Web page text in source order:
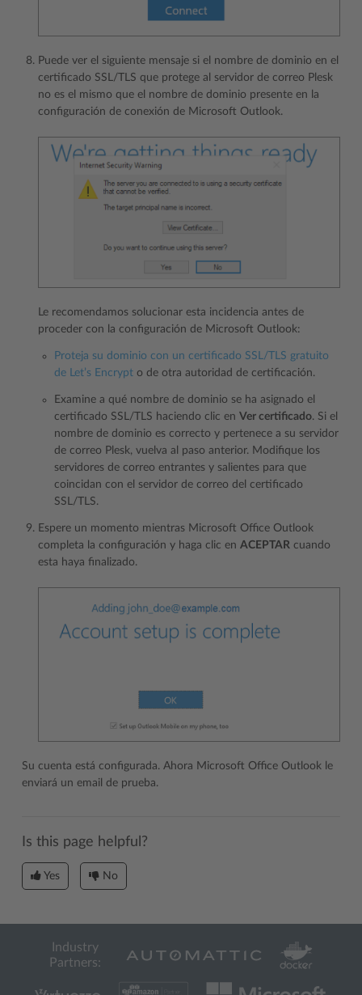
Puede ver el siguiente mensaje si el nombre de dominio en el
certificado SSL/TLS que protege al servidor de correo Plesk
no es el mismo que el nombre de dominio presente en la
configuración de conexión de Microsoft Outlook.
Le recomendamos solucionar esta incidencia antes de
proceder con la configuración de Microsoft Outlook:
Proteja su dominio con un certificado SSL/TLS gratuito
de Let’s Encrypt o de otra autoridad de certificación.
Examine a qué nombre de dominio se ha asignado el
certificado SSL/TLS haciendo clic en Ver certificado. Si el
nombre de dominio es correcto y pertenece a su servidor
de correo Plesk, vuelva al paso anterior. Modifique los
servidores de correo entrantes y salientes para que
coincidan con el servidor de correo del certificado
SSL/TLS.
Espere un momento mientras Microsoft Office Outlook
completa la configuración y haga clic en ACEPTAR cuando
esta haya finalizado.
Su cuenta está configurada. Ahora Microsoft Office Outlook le
enviará un email de prueba.
Is this page helpful?
Yes No
Industry
Partners: